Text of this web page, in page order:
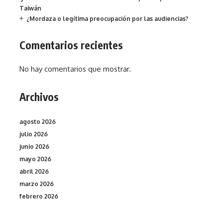
Taiwán
¿Mordaza o legítima preocupación por las audiencias?
Comentarios recientes
No hay comentarios que mostrar.
Archivos
agosto 2026
julio 2026
junio 2026
mayo 2026
abril 2026
marzo 2026
febrero 2026